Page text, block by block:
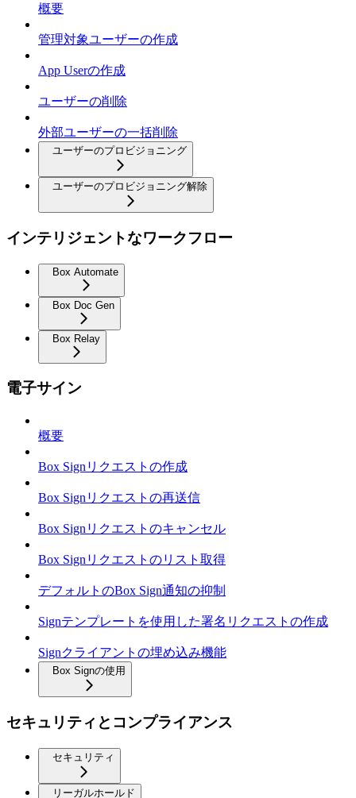
概要
管理対象ユーザーの作成
App Userの作成
ユーザーの削除
外部ユーザーの一括削除
ユーザーのプロビジョニング
ユーザーのプロビジョニング解除
インテリジェントなワークフロー
Box Automate
Box Doc Gen
Box Relay
電子サイン
概要
Box Signリクエストの作成
Box Signリクエストの再送信
Box Signリクエストのキャンセル
Box Signリクエストのリスト取得
デフォルトのBox Sign通知の抑制
Signテンプレートを使用した署名リクエストの作成
Signクライアントの埋め込み機能
Box Signの使用
セキュリティとコンプライアンス
セキュリティ
リーガルホールド